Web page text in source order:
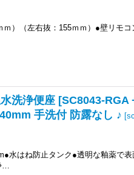
）（左右抜：155ｍｍ）●壁リモ
洗浄便座 [SC8043-
手洗付 防露なし ♪ [
水はね防止タンク●透明な釉薬で
…